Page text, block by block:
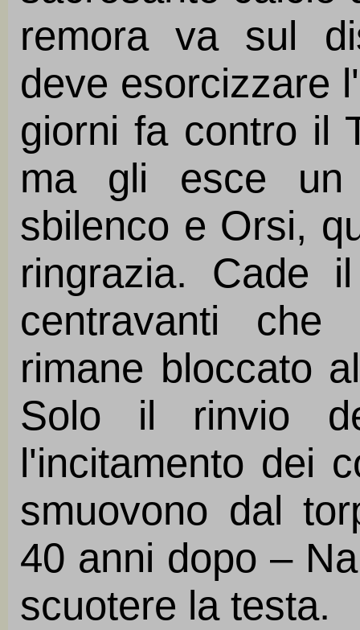
remora va sul
deve esorcizzare
giorni fa contro il
ma gli esce un
sbilenco e Orsi,
ringrazia. Cade
centravanti
rimane bloccato
Solo il rinvio
l'incitamento dei
smuovono dal
40 anni dopo –
scuotere la testa.